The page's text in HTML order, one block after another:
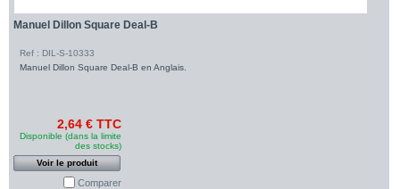
Manuel Dillon Square Deal-B
Ref : DIL-S-10333
Manuel Dillon Square Deal-B en Anglais.
2,64 € TTC
Disponible (dans la limite
des stocks)
Voir le produit
Comparer